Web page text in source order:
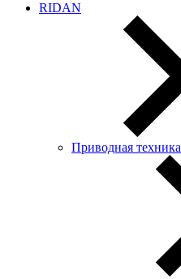
RIDAN
Приводная техника